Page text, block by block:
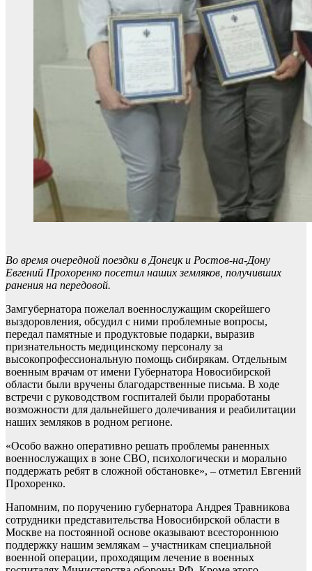
Во время очередной поездки в Донецк и Ростов-на-Дону
Евгений Прохоренко посетил наших земляков, получивших
ранения на передовой.
Замгубернатора пожелал военнослужащим скорейшего
выздоровления, обсудил с ними проблемные вопросы,
передал памятные и продуктовые подарки, выразив
признательность медицинскому персоналу за
высокопрофессиональную помощь сибирякам. Отдельным
военным врачам от имени Губернатора Новосибирской
области были вручены благодарственные письма. В ходе
встречи с руководством госпиталей были проработаны
возможности для дальнейшего долечивания и реабилитации
наших земляков в родном регионе.
«Особо важно оперативно решать проблемы раненных
военнослужащих в зоне СВО, психологически и морально
поддержать ребят в сложной обстановке», – отметил Евгений
Прохоренко.
Напомним, по поручению губернатора Андрея Травникова
сотрудники представительства Новосибирской области в
Москве на постоянной основе оказывают всестороннюю
поддержку нашим землякам – участникам специальной
военной операции, проходящим лечение в военных